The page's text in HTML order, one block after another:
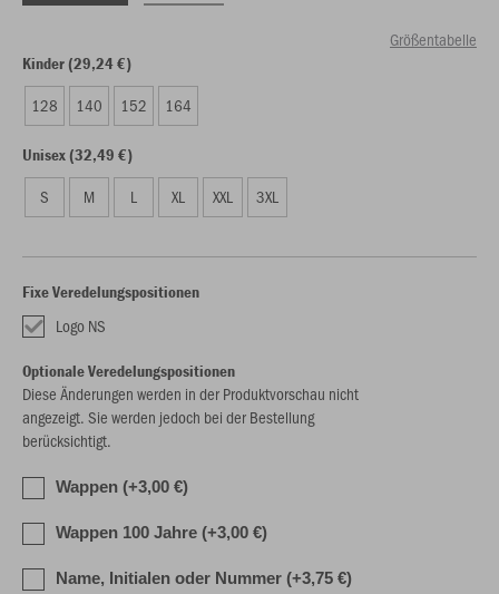
Größentabelle
Kinder (29,24 €)
128 140 152 164
Unisex (32,49 €)
S M L XL XXL 3XL
Fixe Veredelungspositionen
Logo NS
Optionale Veredelungspositionen
Diese Änderungen werden in der Produktvorschau nicht
angezeigt. Sie werden jedoch bei der Bestellung
berücksichtigt.
Wappen (+3,00 €)
Wappen 100 Jahre (+3,00 €)
Name, Initialen oder Nummer (+3,75 €)